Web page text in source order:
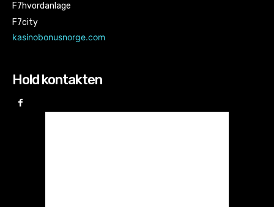
F7hvordanlage
F7city
kasinobonusnorge.com
Hold kontakten